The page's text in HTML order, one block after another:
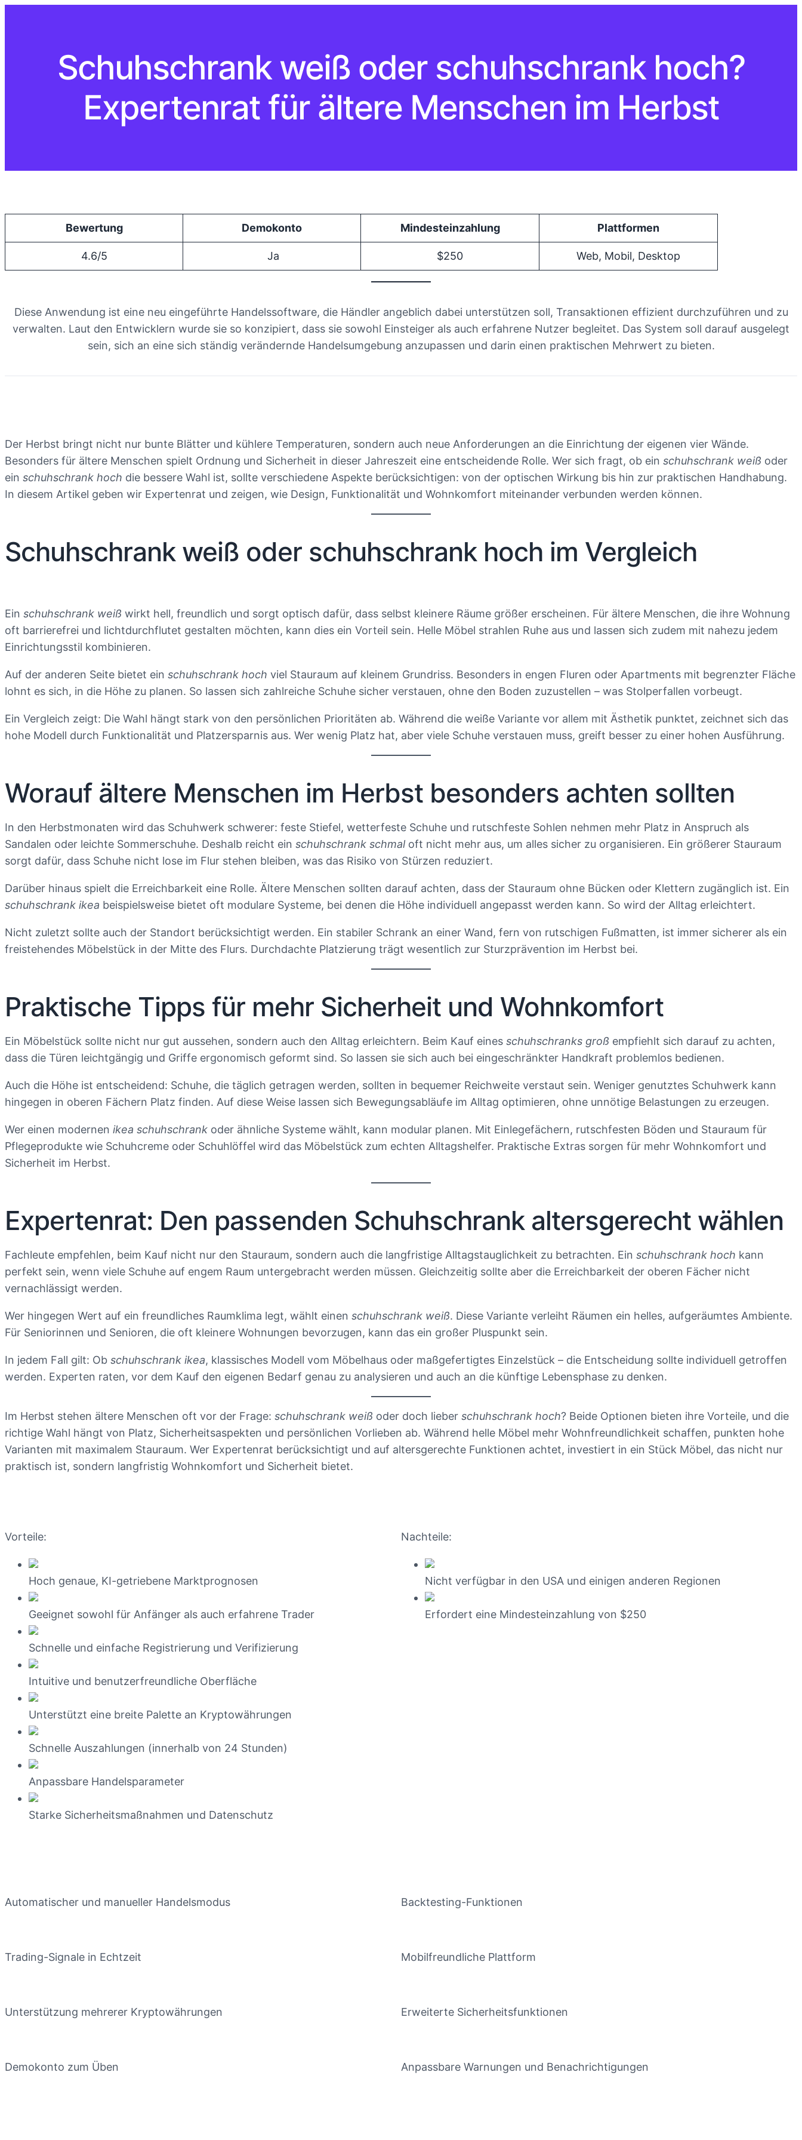
Schuhschrank weiß oder schuhschrank hoch?
Expertenrat für ältere Menschen im Herbst
Bewertung Demokonto Mindest­einzahlung Plattformen
4.6/5 Ja $250 Web, Mobil, Desktop
Diese Anwendung ist eine neu eingeführte Handelssoftware, die Händler angeblich dabei unterstützen soll, Transaktionen effizient durchzuführen und zu
verwalten. Laut den Entwicklern wurde sie so konzipiert, dass sie sowohl Einsteiger als auch erfahrene Nutzer begleitet. Das System soll darauf ausgelegt
sein, sich an eine sich ständig verändernde Handelsumgebung anzupassen und darin einen praktischen Mehrwert zu bieten.
Der Herbst bringt nicht nur bunte Blätter und kühlere Temperaturen, sondern auch neue Anforderungen an die Einrichtung der eigenen vier Wände.
Besonders für ältere Menschen spielt Ordnung und Sicherheit in dieser Jahreszeit eine entscheidende Rolle. Wer sich fragt, ob ein schuhschrank weiß oder
ein schuhschrank hoch die bessere Wahl ist, sollte verschiedene Aspekte berücksichtigen: von der optischen Wirkung bis hin zur praktischen Handhabung.
In diesem Artikel geben wir Expertenrat und zeigen, wie Design, Funktionalität und Wohnkomfort miteinander verbunden werden können.
Schuhschrank weiß oder schuhschrank hoch im Vergleich
Ein schuhschrank weiß wirkt hell, freundlich und sorgt optisch dafür, dass selbst kleinere Räume größer erscheinen. Für ältere Menschen, die ihre Wohnung
oft barrierefrei und lichtdurchflutet gestalten möchten, kann dies ein Vorteil sein. Helle Möbel strahlen Ruhe aus und lassen sich zudem mit nahezu jedem
Einrichtungsstil kombinieren.
Auf der anderen Seite bietet ein schuhschrank hoch viel Stauraum auf kleinem Grundriss. Besonders in engen Fluren oder Apartments mit begrenzter Fläche
lohnt es sich, in die Höhe zu planen. So lassen sich zahlreiche Schuhe sicher verstauen, ohne den Boden zuzustellen – was Stolperfallen vorbeugt.
Ein Vergleich zeigt: Die Wahl hängt stark von den persönlichen Prioritäten ab. Während die weiße Variante vor allem mit Ästhetik punktet, zeichnet sich das
hohe Modell durch Funktionalität und Platzersparnis aus. Wer wenig Platz hat, aber viele Schuhe verstauen muss, greift besser zu einer hohen Ausführung.
Worauf ältere Menschen im Herbst besonders achten sollten
In den Herbstmonaten wird das Schuhwerk schwerer: feste Stiefel, wetterfeste Schuhe und rutschfeste Sohlen nehmen mehr Platz in Anspruch als
Sandalen oder leichte Sommerschuhe. Deshalb reicht ein schuhschrank schmaloft nicht mehr aus, um alles sicher zu organisieren. Ein größerer Stauraum
sorgt dafür, dass Schuhe nicht lose im Flur stehen bleiben, was das Risiko von Stürzen reduziert.
Darüber hinaus spielt die Erreichbarkeit eine Rolle. Ältere Menschen sollten darauf achten, dass der Stauraum ohne Bücken oder Klettern zugänglich ist. Ein
schuhschrank ikea beispielsweise bietet oft modulare Systeme, bei denen die Höhe individuell angepasst werden kann. So wird der Alltag erleichtert.
Nicht zuletzt sollte auch der Standort berücksichtigt werden. Ein stabiler Schrank an einer Wand, fern von rutschigen Fußmatten, ist immer sicherer als ein
freistehendes Möbelstück in der Mitte des Flurs. Durchdachte Platzierung trägt wesentlich zur Sturzprävention im Herbst bei.
Praktische Tipps für mehr Sicherheit und Wohnkomfort
Ein Möbelstück sollte nicht nur gut aussehen, sondern auch den Alltag erleichtern. Beim Kauf eines schuhschranks groß empfiehlt sich darauf zu achten,
dass die Türen leichtgängig und Griffe ergonomisch geformt sind. So lassen sie sich auch bei eingeschränkter Handkraft problemlos bedienen.
Auch die Höhe ist entscheidend: Schuhe, die täglich getragen werden, sollten in bequemer Reichweite verstaut sein. Weniger genutztes Schuhwerk kann
hingegen in oberen Fächern Platz finden. Auf diese Weise lassen sich Bewegungsabläufe im Alltag optimieren, ohne unnötige Belastungen zu erzeugen.
Wer einen modernen ikea schuhschrank oder ähnliche Systeme wählt, kann modular planen. Mit Einlegefächern, rutschfesten Böden und Stauraum für
Pflegeprodukte wie Schuhcreme oder Schuhlöffel wird das Möbelstück zum echten Alltagshelfer. Praktische Extras sorgen für mehr Wohnkomfort und
Sicherheit im Herbst.
Expertenrat: Den passenden Schuhschrank altersgerecht wählen
Fachleute empfehlen, beim Kauf nicht nur den Stauraum, sondern auch die langfristige Alltagstauglichkeit zu betrachten. Ein schuhschrank hoch kann
perfekt sein, wenn viele Schuhe auf engem Raum untergebracht werden müssen. Gleichzeitig sollte aber die Erreichbarkeit der oberen Fächer nicht
vernachlässigt werden.
Wer hingegen Wert auf ein freundliches Raumklima legt, wählt einen schuhschrank weiß. Diese Variante verleiht Räumen ein helles, aufgeräumtes Ambiente.
Für Seniorinnen und Senioren, die oft kleinere Wohnungen bevorzugen, kann das ein großer Pluspunkt sein.
In jedem Fall gilt: Ob schuhschrank ikea, klassisches Modell vom Möbelhaus oder maßgefertigtes Einzelstück – die Entscheidung sollte individuell getroffen
werden. Experten raten, vor dem Kauf den eigenen Bedarf genau zu analysieren und auch an die künftige Lebensphase zu denken.
Im Herbst stehen ältere Menschen oft vor der Frage: schuhschrank weiß oder doch lieber schuhschrank hoch? Beide Optionen bieten ihre Vorteile, und die
richtige Wahl hängt von Platz, Sicherheitsaspekten und persönlichen Vorlieben ab. Während helle Möbel mehr Wohnfreundlichkeit schaffen, punkten hohe
Varianten mit maximalem Stauraum. Wer Expertenrat berücksichtigt und auf altersgerechte Funktionen achtet, investiert in ein Stück Möbel, das nicht nur
praktisch ist, sondern langfristig Wohnkomfort und Sicherheit bietet.
Vorteile:
Hoch genaue, KI-getriebene Marktprognosen
Geeignet sowohl für Anfänger als auch erfahrene Trader
Schnelle und einfache Registrierung und Verifizierung
Intuitive und benutzerfreundliche Oberfläche
Unterstützt eine breite Palette an Kryptowährungen
Schnelle Auszahlungen (innerhalb von 24 Stunden)
Anpassbare Handelsparameter
Starke Sicherheitsmaßnahmen und Datenschutz
Nachteile:
Nicht verfügbar in den USA und einigen anderen Regionen
Erfordert eine Mindesteinzahlung von $250
Automatischer und manueller Handelsmodus
Trading-Signale in Echtzeit
Unterstützung mehrerer Kryptowährungen
Demokonto zum Üben
Backtesting-Funktionen
Mobilfreundliche Plattform
Erweiterte Sicherheitsfunktionen
Anpassbare Warnungen und Benachrichtigungen